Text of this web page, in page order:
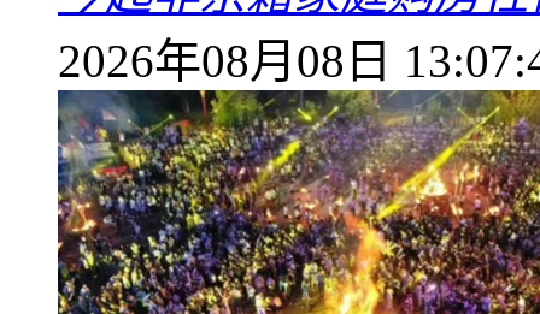
2026年08月08日